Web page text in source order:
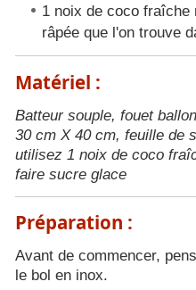
1 noix de coco fraîche
râpée que l'on trouve
Matériel :
Batteur souple, fouet
30 cm X 40 cm, feuille de
utilisez 1 noix de coco
faire sucre glace
Préparation :
Avant de commencer,
le bol en inox.